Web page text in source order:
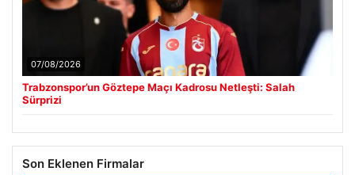
07/08/2026
Trabzonspor’un Göztepe Maçı Kadrosu Netleşti: Salah
Sürprizi
Son Eklenen Firmalar